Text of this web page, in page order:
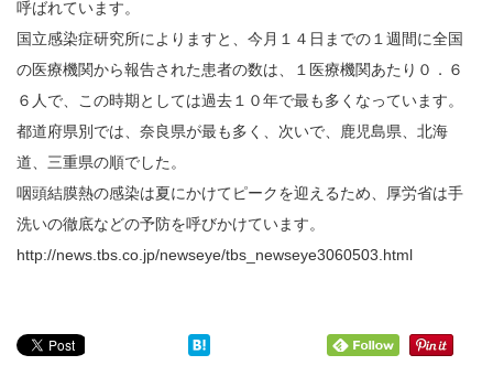
呼ばれています。
国立感染症研究所によりますと、今月１４日までの１週間に全国
の医療機関から報告された患者の数は、１医療機関あたり０．６
６人で、この時期としては過去１０年で最も多くなっています。
都道府県別では、奈良県が最も多く、次いで、鹿児島県、北海
道、三重県の順でした。
咽頭結膜熱の感染は夏にかけてピークを迎えるため、厚労省は手
洗いの徹底などの予防を呼びかけています。
http://news.tbs.co.jp/newseye/tbs_newseye3060503.html